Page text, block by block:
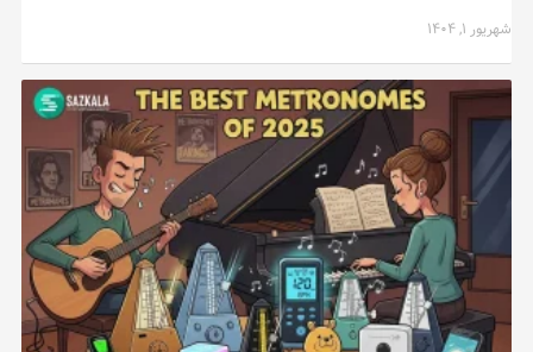
شهریور ۱, ۱۴۰۴